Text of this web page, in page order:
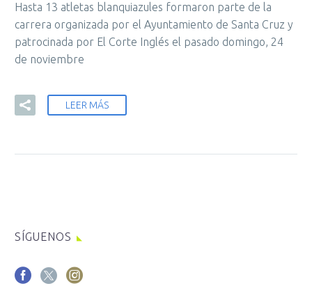
Hasta 13 atletas blanquiazules formaron parte de la
carrera organizada por el Ayuntamiento de Santa Cruz y
patrocinada por El Corte Inglés el pasado domingo, 24
de noviembre
LEER MÁS
SÍGUENOS